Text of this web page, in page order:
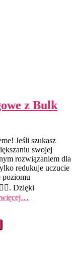
z Bulk
Jeśli szukasz
swojej
rozwiązaniem dla
redukuje uczucie
poziomu
Dzięki
więcej…